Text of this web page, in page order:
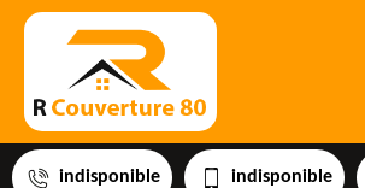
indisponible indisponible